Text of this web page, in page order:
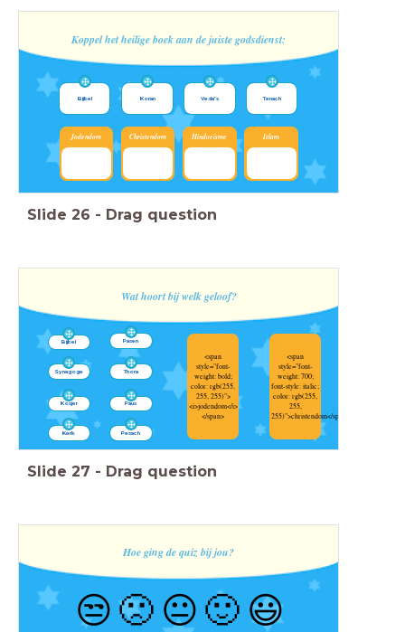
Jodendom Christendom Hindoeïsme Islam
Koppel het heilige boek aan de juiste godsdienst:
Bijbel Koran Veda’s Tenach
Slide 26 - Drag question
Wat hoort bij welk geloof?
<span
style="font-
weight: bold;
color: rgb(255,
255, 255)">
<i>jodendom</i>
</span>
<span
style="font-
weight: 700;
font-style: italic;
color: rgb(255,
255,
255)">christendom</span>
Kosjer
Kerk
Synagoge
Bijbel Pasen
Thora
Paus
Pesach
Slide 27 - Drag question
Hoe ging de quiz bij jou?
😒 🙁 😐 🙂 😃